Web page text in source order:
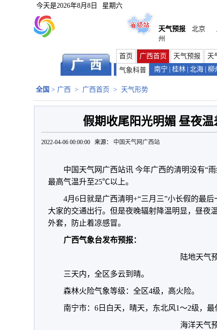
今天是2026年8月8日 星期六
天气预报 北京
州
首页 广西首页 天气预报
天
气象科普
南宁 桂林 北海 柳
全国 > 广西 > 广西首页 > 天气形势
假期收尾阳光明媚 昼夜
2022-04-06 00:00:00 来源： 中国天气网广西站
中国天气网广西站讯 今年广西的清明没有“
最高气温升至25℃以上。
4月6日就是广西清明+“三月三”小长假的最
大家的交通出行。但是夜晚辐射降温明显，昼夜
外套，防止着凉感冒。
广西气象台发布预报：
陆地天气
三天内，全区多云到晴。
森林火险气象等级：全区4级，高火险。
南宁市：6日白天，晴天，东北风1～2级，
海洋天气